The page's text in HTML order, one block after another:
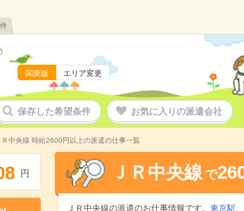
件
関東版 エリア変更
保存した希望条件 お気に入りの派遣会社
Ｒ中央線 時給2600円以上の派遣の仕事一覧
8 円 ＪＲ中央線 で
ＪＲ中央線の派遣のお仕事情報です。 東京駅、